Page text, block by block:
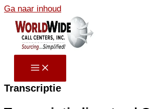
Ga naar inhoud
Transcriptie